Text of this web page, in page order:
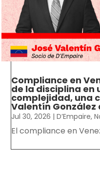
Compliance en
de la disciplina en
complejidad, una
Valentín González
Jul 30, 2026 |D’Empaire,
El compliance en